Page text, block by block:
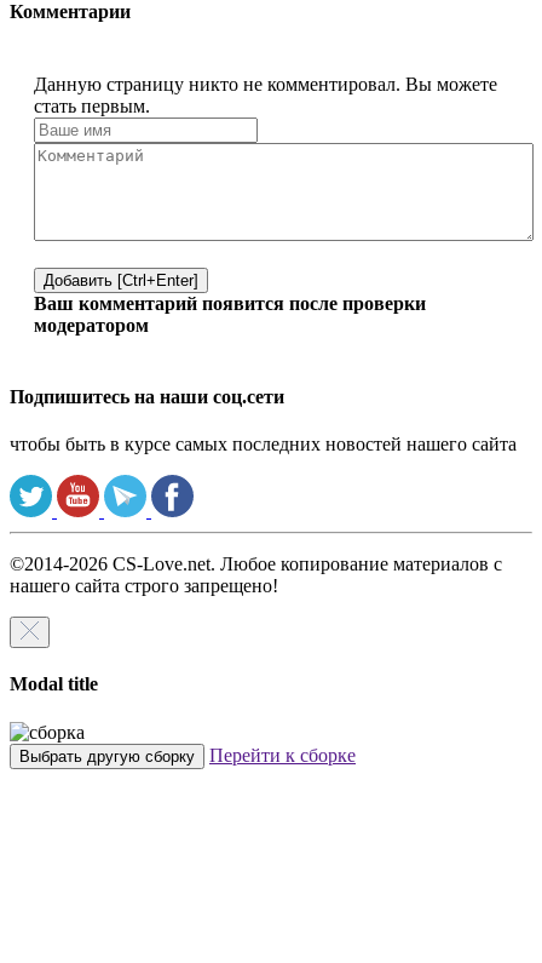
Комментарии
Данную страницу никто не комментировал. Вы можете
стать первым.
Добавить [Ctrl+Enter]
Ваш комментарий появится после проверки
модератором
Подпишитесь на наши соц.сети
чтобы быть в курсе самых последних новостей нашего сайта
©2014-2026 CS-Love.net. Любое копирование материалов с
нашего сайта строго запрещено!
Modal title
Выбрать другую сборку Перейти к сборке